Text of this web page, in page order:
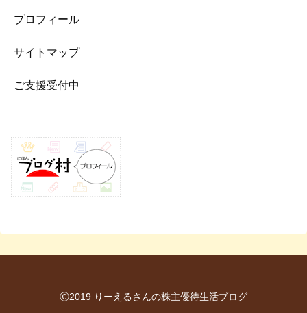
プロフィール
サイトマップ
ご支援受付中
Ⓒ2019 りーえるさんの株主優待生活ブログ